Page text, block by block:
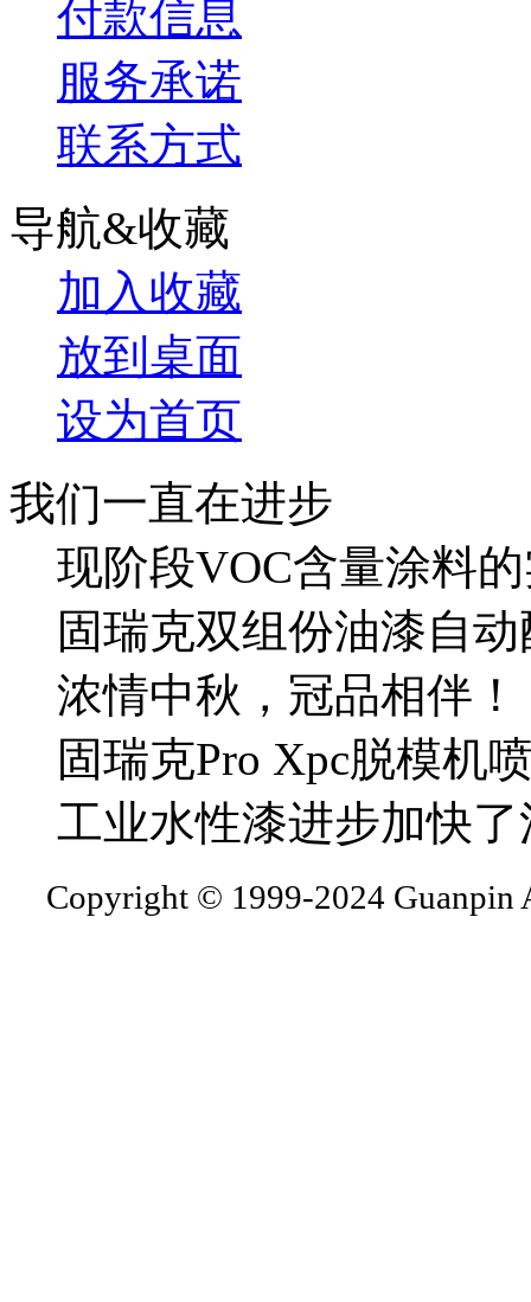
付款信息
服务承诺
联系方式
导航&收藏
加入收藏
放到桌面
设为首页
我们一直在进步
现阶段VOC含量涂料
固瑞克双组份油漆自
浓情中秋，冠品相伴！
固瑞克Pro Xpc脱模机
工业水性漆进步加快
Copyright © 1999-2024 Guanpin